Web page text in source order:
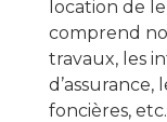
location de
comprend
travaux, les
d’assurance,
foncières, etc.